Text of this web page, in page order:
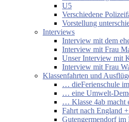
U5
Verschiedene
Vorstellung
Interviews
Interview mit dem
Interview mit Frau
Unser Interview mit
Interview mit Frau
Klassenfahrten und
… dieFerienschule
… eine Umwelt-
… Klasse 4ab macht
Fahrt nach England
Gutengermendorf